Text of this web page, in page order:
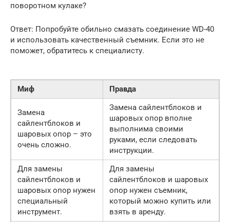
поворотном кулаке?
Ответ: Попробуйте обильно смазать соединение WD-40
и использовать качественный съемник. Если это не
поможет, обратитесь к специалисту.
Миф Правда
Замена
сайлентблоков и
шаровых опор – это
очень сложно.
Замена сайлентблоков и
шаровых опор вполне
выполнима своими
руками, если следовать
инструкции.
Для замены
сайлентблоков и
шаровых опор нужен
специальный
инструмент.
Для замены
сайлентблоков и шаровых
опор нужен съемник,
который можно купить или
взять в аренду.